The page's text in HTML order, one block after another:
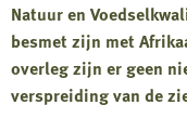
Natuur en
besmet zijn met
overleg zijn er geen
verspreiding van de